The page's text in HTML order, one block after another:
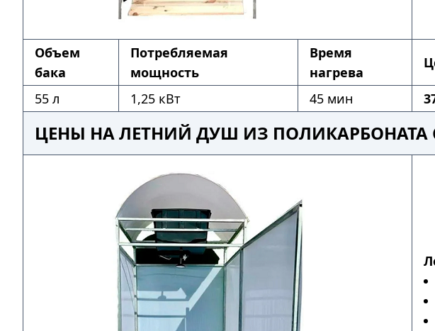
Объем
бака
Потребляемая
мощность
Время
нагрева
55 л 1,25 кВт 45 мин
ЦЕНЫ НА ЛЕТНИЙ ДУШ ИЗ